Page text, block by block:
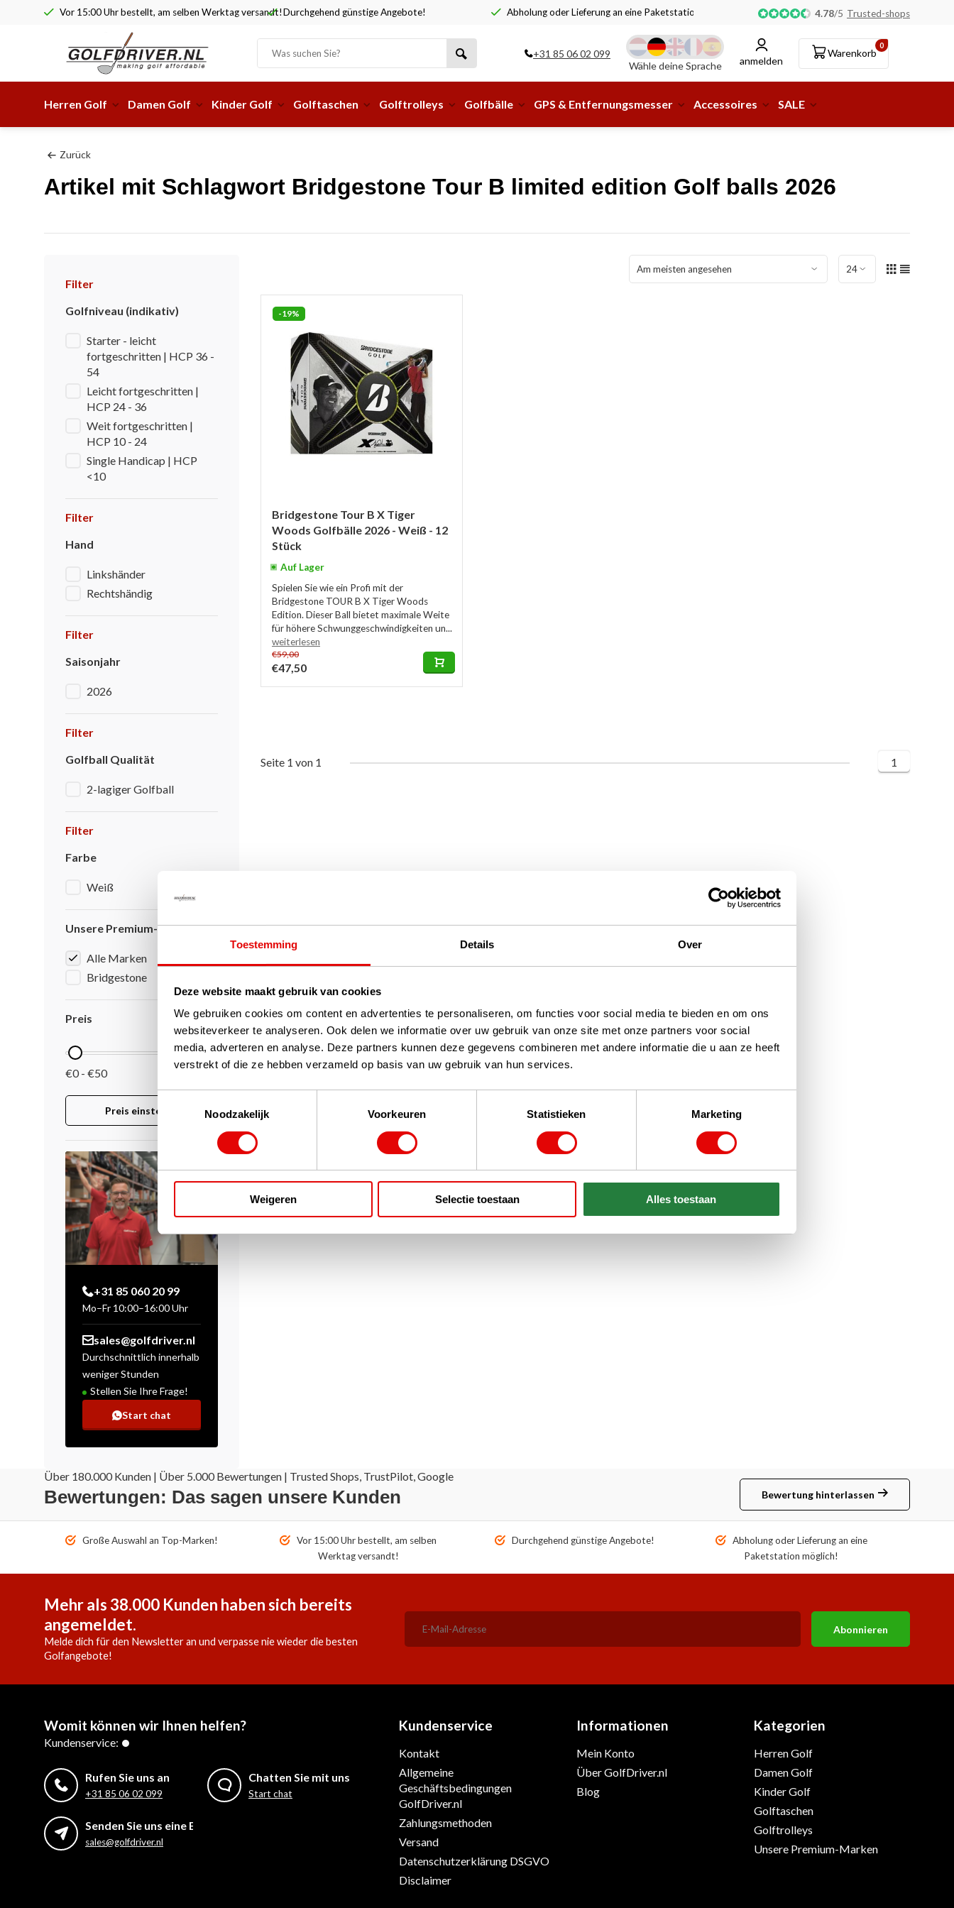
Toestemming Details Over
Deze website maakt gebruik van cookies
We gebruiken cookies om content en advertenties te personaliseren, om functies voor social media te bieden en om ons
websiteverkeer te analyseren. Ook delen we informatie over uw gebruik van onze site met onze partners voor social
media, adverteren en analyse. Deze partners kunnen deze gegevens combineren met andere informatie die u aan ze heeft
verstrekt of die ze hebben verzameld op basis van uw gebruik van hun services.
Toestemmingsselectie
Noodzakelijk
Voorkeuren Statistieken Marketing
Weigeren Selectie toestaan Alles toestaan
Vor 15:00 Uhr bestellt, am selben Werktag versandt!Durchgehend günstige Angebote! Abholung oder Lieferung an eine Paketstation möglich! 4.78/5 Trusted-shops
+31 85 06 02 099
Wähle deine Sprache
anmelden
0
Warenkorb
Herren Golf Damen Golf Kinder Golf Golftaschen Golftrolleys Golfbälle GPS & Entfernungsmesser Accessoires SALE
Zurück
Artikel mit Schlagwort Bridgestone Tour B limited edition Golf balls 2026
Filter
Golfniveau (indikativ)
Starter - leicht
fortgeschritten | HCP 36 -
54
Leicht fortgeschritten |
HCP 24 - 36
Weit fortgeschritten |
HCP 10 - 24
Single Handicap | HCP
<10
Filter
Hand
Linkshänder
Rechtshändig
Filter
Saisonjahr
2026
Filter
Golfball Qualität
2-lagiger Golfball
Filter
Farbe
Weiß
Unsere Premium-Marken
Alle Marken
Bridgestone
Preis
€0 - €50
Preis einstellen
+31 85 060 20 99
Mo–Fr 10:00–16:00 Uhr
sales@golfdriver.nl
Durchschnittlich innerhalb
weniger Stunden
Stellen Sie Ihre Frage!
Start chat
-19%
Bridgestone Tour B X Tiger
Woods Golfbälle 2026 - Weiß - 12
Stück
Auf Lager
Spielen Sie wie ein Profi mit der
Bridgestone TOUR B X Tiger Woods
Edition. Dieser Ball bietet maximale Weite
für höhere Schwunggeschwindigkeiten un...
weiterlesen
€59,00
€47,50
Seite 1 von 1 1
Über 180.000 Kunden | Über 5.000 Bewertungen | Trusted Shops, TrustPilot, Google
Bewertungen: Das sagen unsere Kunden Bewertung hinterlassen
Große Auswahl an Top-Marken!
Vor 15:00 Uhr bestellt, am selben
Werktag versandt!
Durchgehend günstige Angebote!
Abholung oder Lieferung an eine
Paketstation möglich!
Mehr als 38.000 Kunden haben sich bereits
angemeldet.
Melde dich für den Newsletter an und verpasse nie wieder die besten
Golfangebote!
Abonnieren
Womit können wir Ihnen helfen?
Kundenservice:
Rufen Sie uns an
+31 85 06 02 099
Chatten Sie mit uns
Start chat
Senden Sie uns eine E-Mail
sales@golfdriver.nl
Kundenservice
Kontakt
Allgemeine
Geschäftsbedingungen
GolfDriver.nl
Zahlungsmethoden
Versand
Datenschutzerklärung DSGVO
Disclaimer
Informationen
Mein Konto
Über GolfDriver.nl
Blog
Kategorien
Herren Golf
Damen Golf
Kinder Golf
Golftaschen
Golftrolleys
Unsere Premium-Marken